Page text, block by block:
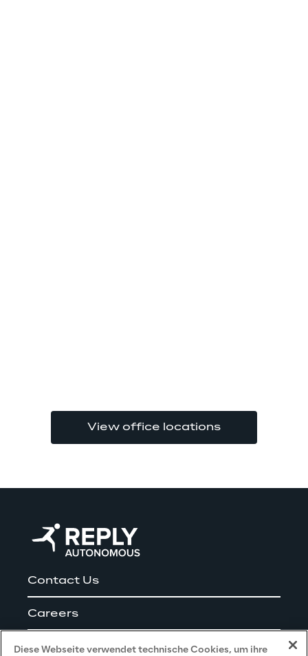
View office locations
Contact Us
Careers
Impressum
Diese Webseite verwendet technische Cookies, um ihre